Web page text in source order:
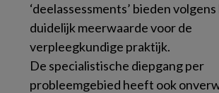
‘deelassessments’ bieden volgens
duidelijk meerwaarde voor de
verpleegkundige praktijk.
De specialistische diepgang per
probleemgebied heeft ook